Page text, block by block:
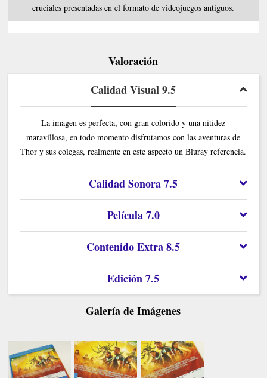
cruciales presentadas en el formato de videojuegos antiguos.
Valoración
Calidad Visual 9.5
La imagen es perfecta, con gran colorido y una nitidez
maravillosa, en todo momento disfrutamos con las aventuras de
Thor y sus colegas, realmente en este aspecto un Bluray referencia.
Calidad Sonora 7.5
Película 7.0
Contenido Extra 8.5
Edición 7.5
Galería de Imágenes